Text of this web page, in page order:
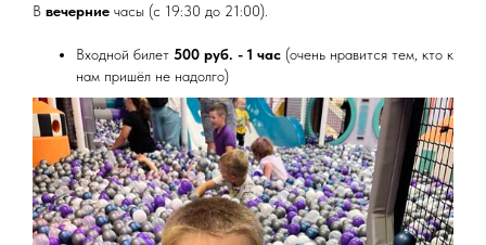
В вечерние часы (с 19:30 до 21:00).
Входной билет 500 руб. - 1 час (очень нравится тем, кто к
нам пришёл не надолго)